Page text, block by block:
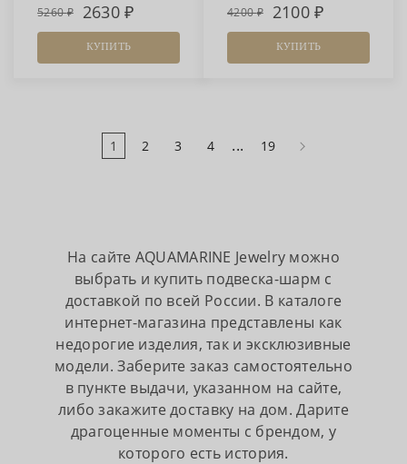
5260 2630
КУПИТЬ
4200 2100
КУПИТЬ
1 2 3 4 ... 19
На сайте AQUAMARINE Jewelry можно
выбрать и купить подвеска-шарм с
доставкой по всей России. В каталоге
интернет-магазина представлены как
недорогие изделия, так и эксклюзивные
модели. Заберите заказ самостоятельно
в пункте выдачи, указанном на сайте,
либо закажите доставку на дом. Дарите
драгоценные моменты с брендом, у
которого есть история.